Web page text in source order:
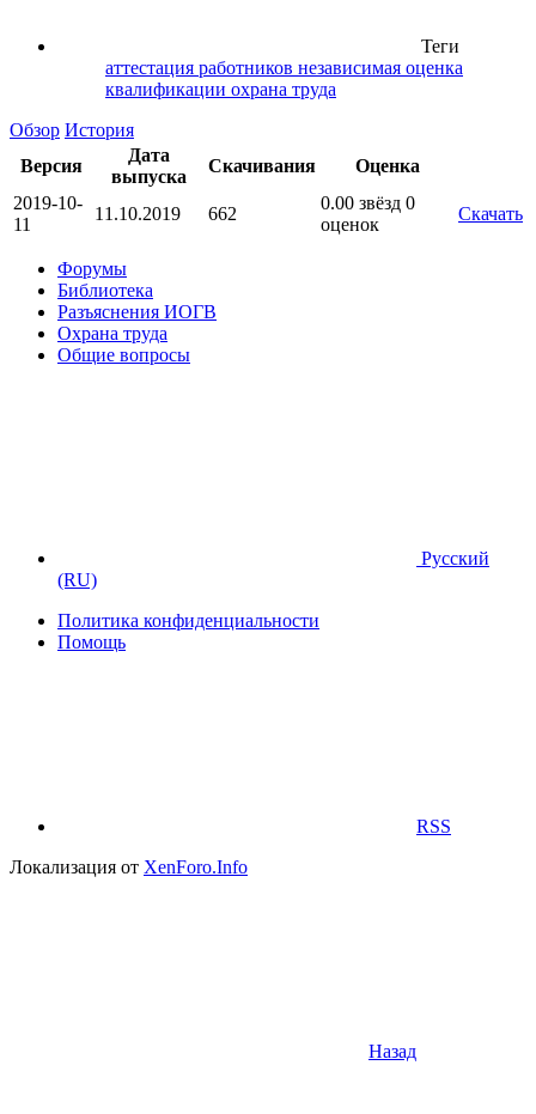
Теги
аттестация работников независимая оценка
квалификации охрана труда
Обзор История
Версия
Дата
выпуска
Скачивания
Оценка
2019-10-
11
11.10.2019 662
0.00 звёзд 0
оценок
Скачать
Форумы
Библиотека
Разъяснения ИОГВ
Охрана труда
Общие вопросы
Русский
(RU)
Политика конфиденциальности
Помощь
RSS
Локализация от XenForo.Info
Назад